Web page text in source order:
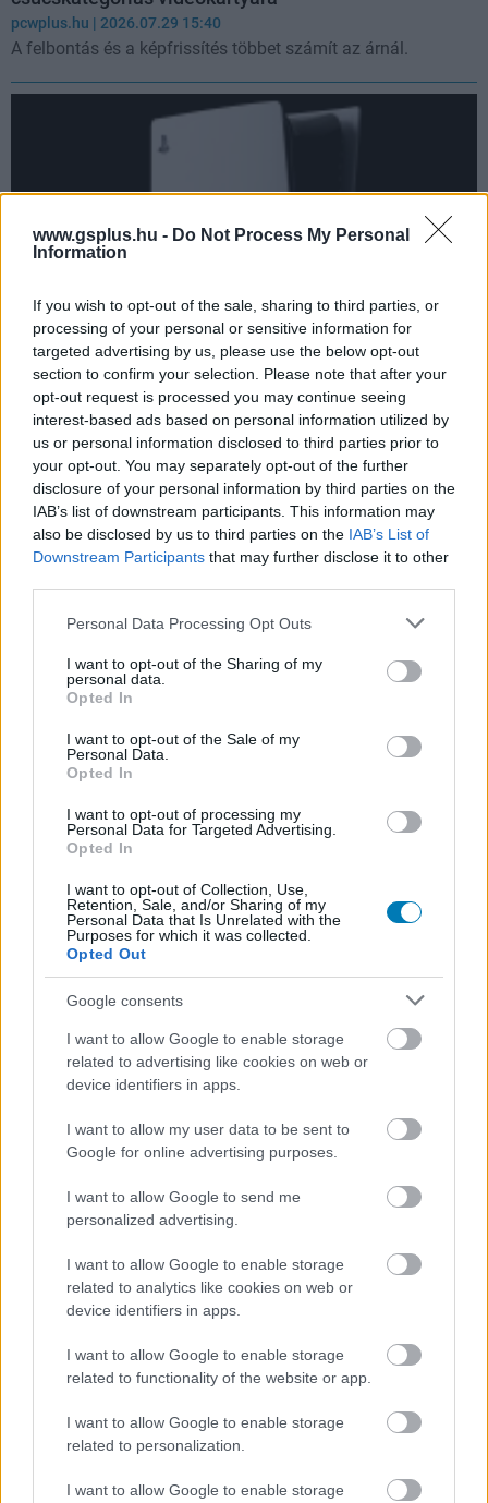
www.gsplus.hu - Do Not Process My Personal
Information
If you wish to opt-out of the sale, sharing to third parties, or
processing of your personal or sensitive information for
targeted advertising by us, please use the below opt-out
section to confirm your selection. Please note that after your
opt-out request is processed you may continue seeing
interest-based ads based on personal information utilized by
us or personal information disclosed to third parties prior to
your opt-out. You may separately opt-out of the further
disclosure of your personal information by third parties on the
IAB’s list of downstream participants. This information may
also be disclosed by us to third parties on the IAB’s List of
Downstream Participants that may further disclose it to other
Please note that this website/app uses one or more Google
not limited to your visit or usage behaviour. You may click to
grant or deny consent to Google and its third-party tags to
use your data for below specified purposes in below Google
consent section.
Personal Data Processing Opt Outs
I want to opt-out of the Sharing of my
personal data.
Opted In
I want to opt-out of the Sale of my
Personal Data.
Opted In
I want to opt-out of processing my
Personal Data for Targeted Advertising.
Opted In
I want to opt-out of Collection, Use,
Retention, Sale, and/or Sharing of my
Personal Data that Is Unrelated with the
Purposes for which it was collected.
Opted Out
Google consents
I want to allow Google to enable storage
related to advertising like cookies on web or
device identifiers in apps.
I want to allow my user data to be sent to
Google for online advertising purposes.
I want to allow Google to send me
personalized advertising.
I want to allow Google to enable storage
related to analytics like cookies on web or
device identifiers in apps.
I want to allow Google to enable storage
related to functionality of the website or app.
I want to allow Google to enable storage
related to personalization.
I want to allow Google to enable storage
pcwplus.hu | 2026.07.29 15:40
A felbontás és a képfrissítés többet számít az árnál.
Neked talán rossz, hogy egyre drágábbak a PC-k és a
konzolok, de az Amazon épp erre várt
| 2026.07.28 13:54
A PC-k drágák, a konzolokkal mindenféle költség jár, a Sony
meg úgyis elveszi a lemezeidet. Költözz is inkább a felhőbe,
azzal legalább szegény Bezos bácsi jobban járna.
Reklámokért cserébe ingyen engedné a
játékstreamelést az Xbox
Az Xbox Insiderek már ki is próbálhatják az új rendszert.
Készülj az őszi szezonra: így turbózd fel a gaming
pcwplus.hu| 2026.07.20 17:10
Az őszi gaming szezon komoly felkészülést kíván, a nyári
szünet pedig tökéletes alkalom arra, hogy ne csak a PC-det,
hanem az egész játékos környezetedet látványosan
magasabb szintre emeld.